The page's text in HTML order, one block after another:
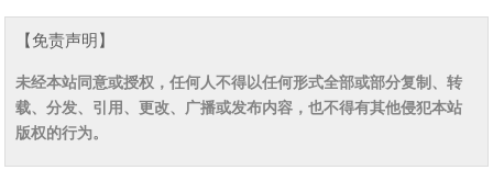
【免责声明】
未经本站同意或授权，任何人不得以任何形式全部或部分复制、转
载、分发、引用、更改、广播或发布内容，也不得有其他侵犯本站
版权的行为。